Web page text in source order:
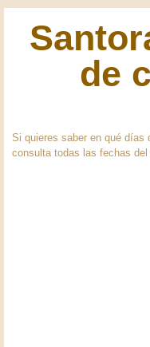
de
Si quieres saber en qué días
consulta todas las fechas